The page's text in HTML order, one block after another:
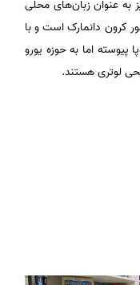
به عنوان زبان‌های محلی
کرون دانمارک است و با
به اتحادیه اروپا پیوسته اما به حوزه یورو